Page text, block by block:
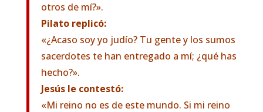
otros de mí?».
Pilato replicó:
«¿Acaso soy yo judío? Tu gente y los sumos
sacerdotes te han entregado a mí; ¿qué has
hecho?».
Jesús le contestó:
«Mi reino no es de este mundo. Si mi reino